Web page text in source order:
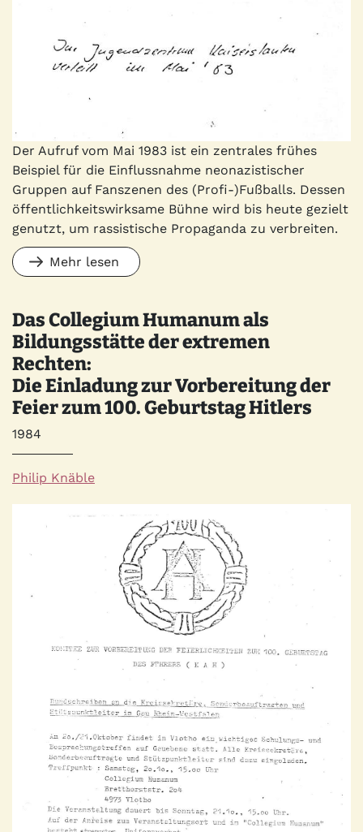
Der Aufruf vom Mai 1983 ist ein zentrales frühes
Beispiel für die Einflussnahme neonazistischer
Gruppen auf Fanszenen des (Profi-)Fußballs. Dessen
öffentlichkeitswirksame Bühne wird bis heute gezielt
genutzt, um rassistische Propaganda zu verbreiten.
Mehr lesen
Das Collegium Humanum als
Bildungsstätte der extremen
Rechten:
Die Einladung zur Vorbereitung der
Feier zum 100. Geburtstag Hitlers
Jahr
1984
Autor*innen
Philip Knäble